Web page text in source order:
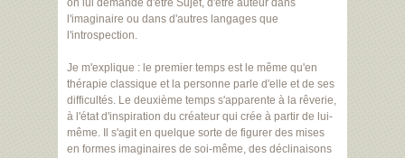
on lui demande d'être Sujet, d'être auteur dans
l'imaginaire ou dans d'autres langages que
l'introspection.
Je m'explique : le premier temps est le même qu'en
thérapie classique et la personne parle d'elle et de ses
difficultés. Le deuxième temps s'apparente à la rêverie,
à l'état d'inspiration du créateur qui crée à partir de lui-
même. Il s'agit en quelque sorte de figurer des mises
en formes imaginaires de soi-même, des déclinaisons